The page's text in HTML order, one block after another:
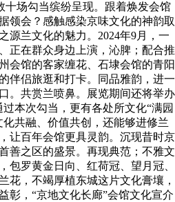
十场勾当缤纷呈现。跟着焕发会馆
领会？感触感染京味文化的神韵取
源兰文化的魅力。2024年9月，一
正在群众身边上演，沁脾；配合推
会馆的客家缠花、石埭会馆的青阳
伴侣旅逛和打卡。同品雅韵，进一
。共赏兰喷鼻。展览期间还将举办
本次勾当，更有各处所文化“满园
共融、价值共创，还能够进修兰
让百年会馆更具灵韵。沉现昔时京
善之区的盛景。再现典范；不雅文
包罗黄金日向、红荷冠、望月冠、
花，不竭厚植东城这片文化膏壤，
彰，“京地文化长廊”会馆文化宣介